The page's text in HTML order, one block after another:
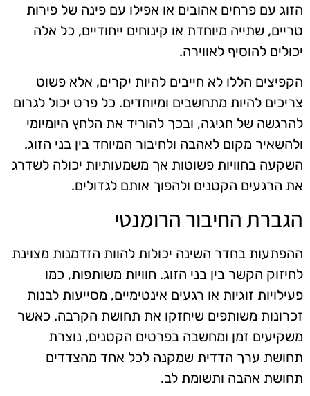
הזוג עם פרחים אהובים או אפילו עם פינה של פירות
טריים, שתייה מיוחדת או קינוחים ייחודיים, כל אלה
יכולים להוסיף לאווירה.
הקפיצים הללו לא חייבים להיות יקרים, אלא פשוט
צריכים להיות מתחשבים ומיוחדים. כל פרט יכול לגרום
להרגשה של חגיגה, ובכך להוריד את הלחץ היומיומי
ולהשאיר מקום לאהבה ולחיבור המיוחד בין בני הזוג.
השקעה בחוויות פשוטות אך משמעותיות יכולה לשדרג
את הרגעים הקטנים ולהפוך אותם לגדולים.
הגברת החיבור הרומנטי
ההפתעות בחדר השינה יכולות להוות הזדמנות מצוינת
לחיזוק הקשר בין בני הזוג. חוויות משותפות, כמו
פעילויות זוגיות או רגעים אינטימיים, מסייעות לבנות
זכרונות משותפים שיחזקו את תחושת הקרבה. כאשר
משקיעים זמן ומחשבה בפרטים הקטנים, נוצרת
תחושת ערך הדדית שמקנה לכל אחד מהצדדים
תחושת אהבה ותשומת לב.